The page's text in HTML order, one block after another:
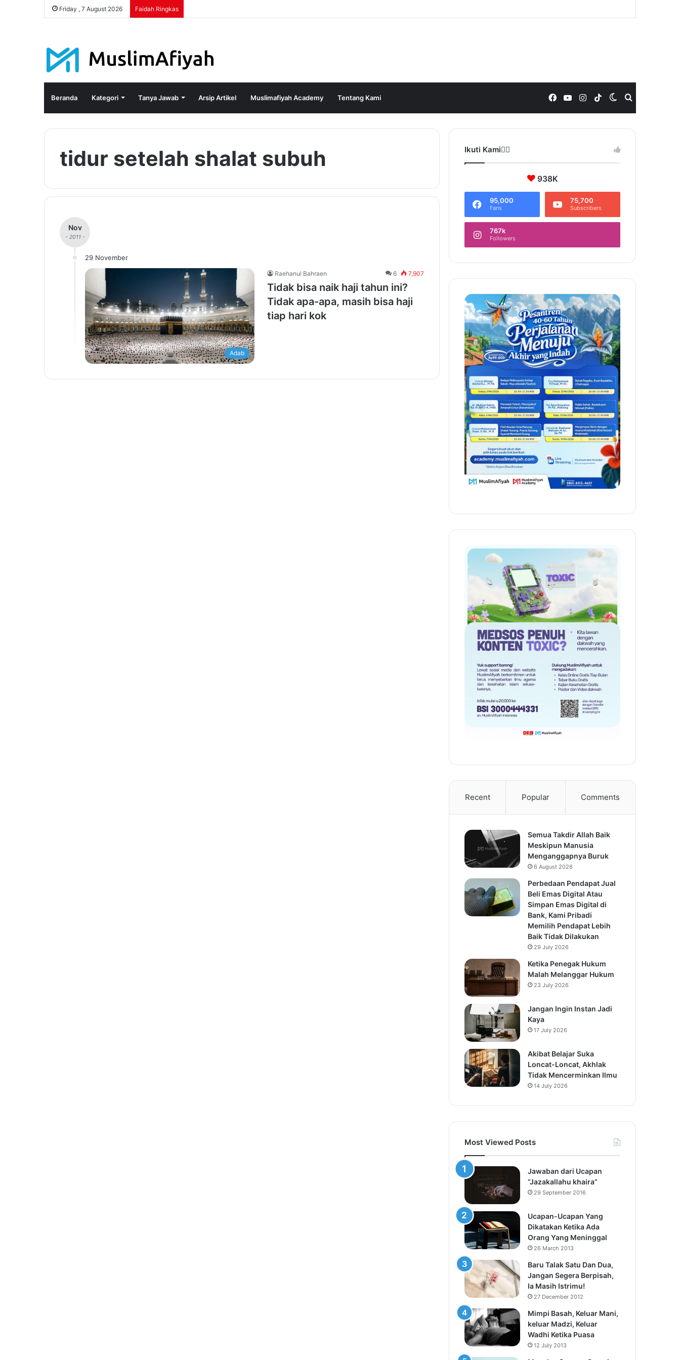
Friday , 7 August 2026 Faidah Ringkas
Beranda Kategori Tanya Jawab Arsip Artikel Muslimafiyah Academy Tentang Kami Switch
skin
TikTok
Instagram
YouTube
Facebook
tidur setelah shalat subuh
Nov
- 2011 -
29 November
Adab
Raehanul Bahraen 6 7,907
Tidak bisa naik haji tahun ini?
Tidak apa-apa, masih bisa haji
tiap hari kok
Ikuti Kami❤️‍🔥
938K
95,000
Fans
75,700
Subscribers
767k
Followers
Recent Popular Comments
Semua Takdir Allah Baik
Meskipun Manusia
Menganggapnya Buruk
6 August 2026
Perbedaan Pendapat Jual
Beli Emas Digital Atau
Simpan Emas Digital di
Bank, Kami Pribadi
Memilih Pendapat Lebih
Baik Tidak Dilakukan
29 July 2026
Ketika Penegak Hukum
Malah Melanggar Hukum
23 July 2026
Jangan Ingin Instan Jadi
Kaya
17 July 2026
Akibat Belajar Suka
Loncat-Loncat, Akhlak
Tidak Mencerminkan Ilmu
14 July 2026
Most Viewed Posts
Jawaban dari Ucapan
“Jazakallahu khaira”
29 September 2016
Ucapan-Ucapan Yang
Dikatakan Ketika Ada
Orang Yang Meninggal
26 March 2013
Baru Talak Satu Dan Dua,
Jangan Segera Berpisah,
Ia Masih Istrimu!
27 December 2012
Mimpi Basah, Keluar Mani,
keluar Madzi, Keluar
Wadhi Ketika Puasa
12 July 2013